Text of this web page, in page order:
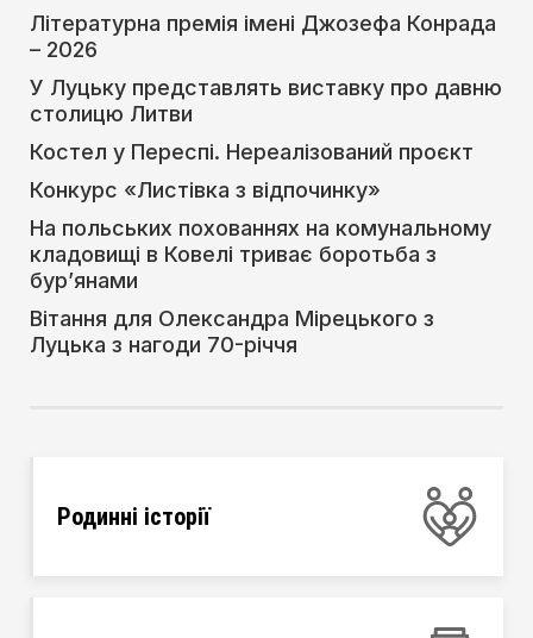
Літературна премія імені Джозефа Конрада
– 2026
У Луцьку представлять виставку про давню
столицю Литви
Костел у Переспі. Нереалізований проєкт
Конкурс «Листівка з відпочинку»
На польських похованнях на комунальному
кладовищі в Ковелі триває боротьба з
бур’янами
Вітання для Олександра Мірецького з
Луцька з нагоди 70-річчя
Родинні історії